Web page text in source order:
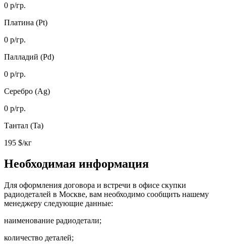
0 р/гр.
Платина (Pt)
0 р/гр.
Палладий (Pd)
0 р/гр.
Серебро (Ag)
0 р/гр.
Тантал (Ta)
195 $/кг
Необходимая информация
Для оформления договора и встречи в офисе скупки
радиодеталей в Москве, вам необходимо сообщить нашему
менеджеру следующие данные:
наименование радиодетали;
количество деталей;